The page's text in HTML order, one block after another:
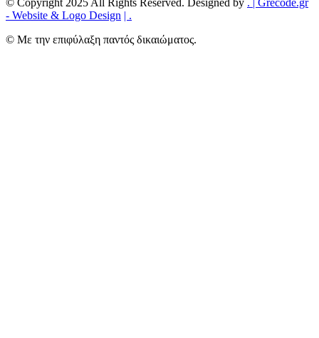
- Website & Logo Design | .
© Με την επιφύλαξη παντός δικαιώματος.